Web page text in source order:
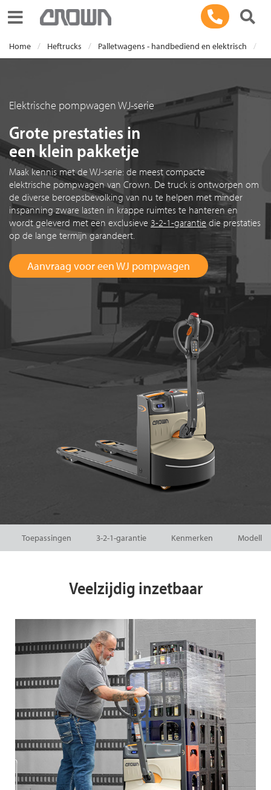
Toggle navigation
Home Heftrucks Palletwagens - handbediend en elektrisch
Elektrische pompwagen WJ-serie
Grote prestaties in
een klein pakketje
Maak kennis met de WJ-serie: de meest compacte
elektrische pompwagen van Crown. De truck is ontworpen om
de diverse beroepsbevolking van nu te helpen met minder
inspanning zware lasten in krappe ruimtes te hanteren en
wordt geleverd met een exclusieve 3-2-1-garantie die prestaties
op de lange termijn garandeert.
Aanvraag voor een WJ pompwagen
Toepassingen 3-2-1-garantie Kenmerken Modellen
Veelzijdig inzetbaar